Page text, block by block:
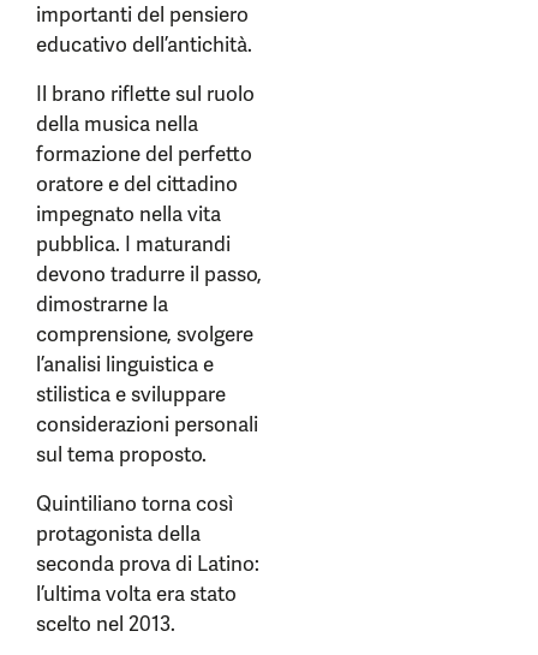
importanti del pensiero
educativo dell’antichità.
Il brano riflette sul ruolo
della musica nella
formazione del perfetto
oratore e del cittadino
impegnato nella vita
pubblica. I maturandi
devono tradurre il passo,
dimostrarne la
comprensione, svolgere
l’analisi linguistica e
stilistica e sviluppare
considerazioni personali
sul tema proposto.
Quintiliano torna così
protagonista della
seconda prova di Latino:
l’ultima volta era stato
scelto nel 2013.